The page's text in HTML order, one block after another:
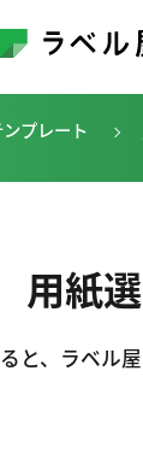
プレート
用紙
と、ラベル